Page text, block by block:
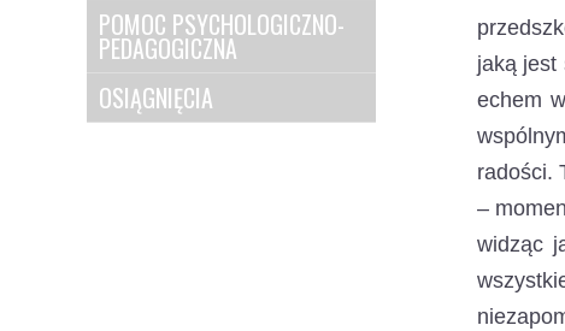
POMOC PSYCHOLOGICZNO-
PEDAGOGICZNA
OSIĄGNIĘCIA
jaką jest
echem
radości.
–
widząc